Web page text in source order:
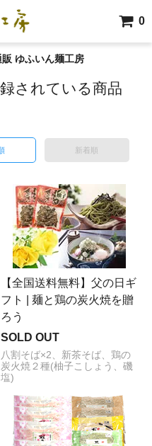
0
ゆふいん麺工房
されている商品
新着順
【全国送料無料】父の日ギ
フト | 麺と鶏の炭火焼を贈
ろう
SOLD OUT
八割そば×2、新茶そば、鶏の
炭火焼２種(柚子こしょう、磯
塩)